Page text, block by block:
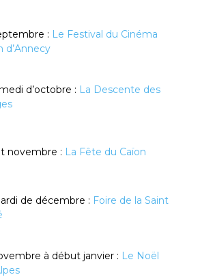
: Le Festival du Cinéma
d’Annecy
d’octobre : La Descente des
novembre : La Fête du Caïon
de décembre : Foire de la Saint
à début janvier : Le Noël